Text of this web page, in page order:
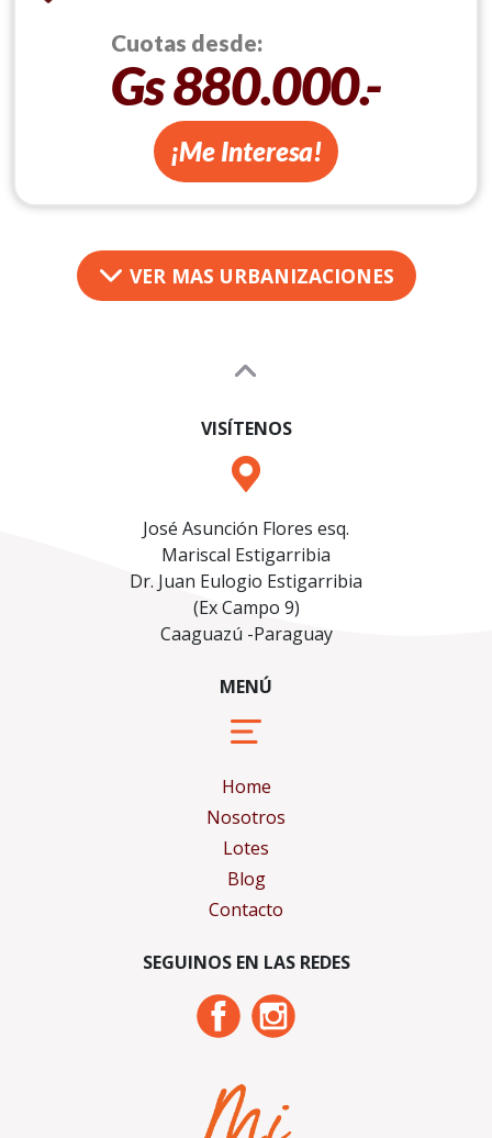
Cuotas desde:
Gs 880.000.-
¡Me Interesa!
VER MAS URBANIZACIONES
VISÍTENOS
José Asunción Flores esq.
Mariscal Estigarribia
Dr. Juan Eulogio Estigarribia
(Ex Campo 9)
Caaguazú -Paraguay
MENÚ
Home
Nosotros
Lotes
Blog
Contacto
SEGUINOS EN LAS REDES